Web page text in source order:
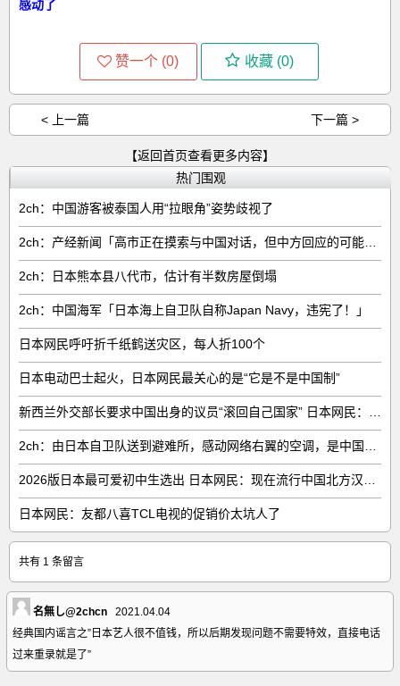
感动了
赞一个 (0) 收藏 (0)
< 上一篇 下一篇 >
【返回首页查看更多内容】
热门围观
2ch：中国游客被泰国人用“拉眼角”姿势歧视了
2ch：日本熊本县八代市，估计有半数房屋倒塌
2ch：中国海军「日本海上自卫队自称Japan Navy，违宪了！」
日本网民呼吁折千纸鹤送灾区，每人折100个
日本电动巴士起火，日本网民最关心的是“它是不是中国制”
日本网民：友都八喜TCL电视的促销价太坑人了
共有 1 条留言
名無し@2chcn
2021.04.04
经典国内谣言之”日本艺人很不值钱，所以后期发现问题不需要特效，直接电话
过来重录就是了”